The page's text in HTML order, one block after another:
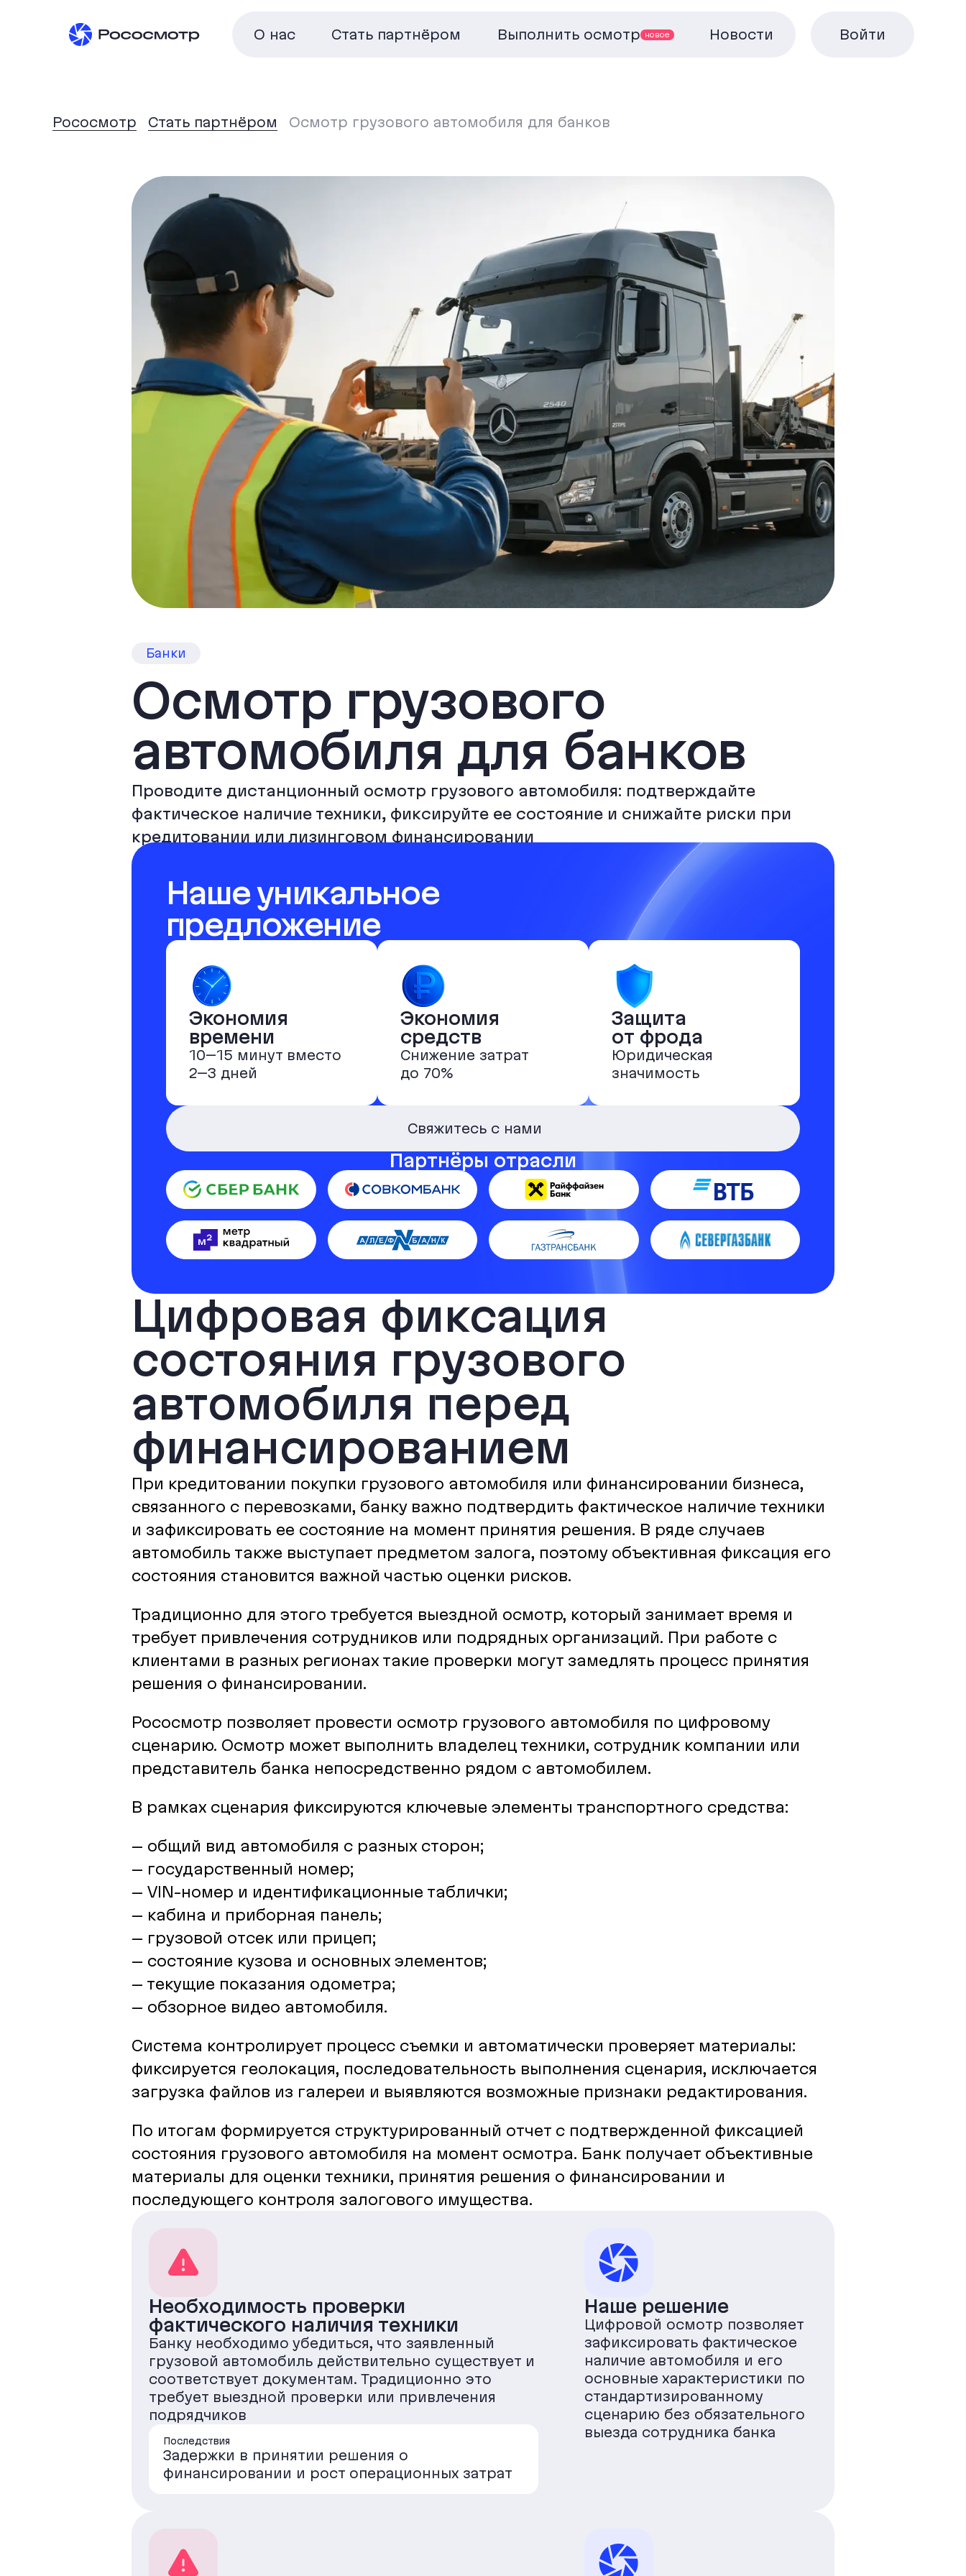
О нас Стать партнёром Выполнить осмотр новое Новости Войти
Рососмотр Стать партнёром Осмотр грузового автомобиля для банков
Банки
Осмотр грузового
автомобиля для банков
Проводите дистанционный осмотр грузового автомобиля: подтверждайте
фактическое наличие техники, фиксируйте ее состояние и снижайте риски при
кредитовании или лизинговом финансировании
Наше уникальное
предложение
Экономия
времени
10–15 минут вместо
2–3 дней
Экономия
средств
Снижение затрат
до 70%
Защита
от фрода
Юридическая
значимость
Свяжитесь с нами
Партнёры отрасли
Цифровая фиксация
состояния грузового
автомобиля перед
финансированием
При кредитовании покупки грузового автомобиля или финансировании бизнеса,
связанного с перевозками, банку важно подтвердить фактическое наличие техники
и зафиксировать ее состояние на момент принятия решения. В ряде случаев
автомобиль также выступает предметом залога, поэтому объективная фиксация его
состояния становится важной частью оценки рисков.
Традиционно для этого требуется выездной осмотр, который занимает время и
требует привлечения сотрудников или подрядных организаций. При работе с
клиентами в разных регионах такие проверки могут замедлять процесс принятия
решения о финансировании.
Рососмотр позволяет провести осмотр грузового автомобиля по цифровому
сценарию. Осмотр может выполнить владелец техники, сотрудник компании или
представитель банка непосредственно рядом с автомобилем.
В рамках сценария фиксируются ключевые элементы транспортного средства:
– общий вид автомобиля с разных сторон;
– государственный номер;
– VIN-номер и идентификационные таблички;
– кабина и приборная панель;
– грузовой отсек или прицеп;
– состояние кузова и основных элементов;
– текущие показания одометра;
– обзорное видео автомобиля.
Система контролирует процесс съемки и автоматически проверяет материалы:
фиксируется геолокация, последовательность выполнения сценария, исключается
загрузка файлов из галереи и выявляются возможные признаки редактирования.
По итогам формируется структурированный отчет с подтвержденной фиксацией
состояния грузового автомобиля на момент осмотра. Банк получает объективные
материалы для оценки техники, принятия решения о финансировании и
последующего контроля залогового имущества.
Необходимость проверки
фактического наличия техники
Банку необходимо убедиться, что заявленный
грузовой автомобиль действительно существует и
соответствует документам. Традиционно это
требует выездной проверки или привлечения
подрядчиков
Последствия
Задержки в принятии решения о
финансировании и рост операционных затрат
Наше решение
Цифровой осмотр позволяет
зафиксировать фактическое
наличие автомобиля и его
основные характеристики по
стандартизированному
сценарию без обязательного
выезда сотрудника банка